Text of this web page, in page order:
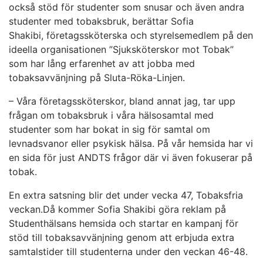
också stöd för studenter som snusar och även andra
studenter med tobaksbruk, berättar Sofia
Shakibi, företagssköterska och styrelsemedlem på den
ideella organisationen ”Sjuksköterskor mot Tobak”
som har lång erfarenhet av att jobba med
tobaksavvänjning på Sluta-Röka-Linjen.
– Våra företagssköterskor, bland annat jag, tar upp
frågan om tobaksbruk i våra hälsosamtal med
studenter som har bokat in sig för samtal om
levnadsvanor eller psykisk hälsa. På vår hemsida har vi
en sida för just ANDTS frågor där vi även fokuserar på
tobak.
En extra satsning blir det under vecka 47, Tobaksfria
veckan.Då kommer Sofia Shakibi göra reklam på
Studenthälsans hemsida och startar en kampanj för
stöd till tobaksavvänjning genom att erbjuda extra
samtalstider till studenterna under den veckan 46-48.